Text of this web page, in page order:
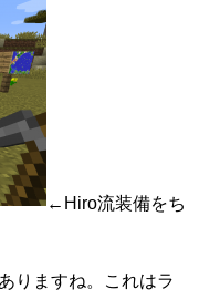
←Hiro流装備をち
りますね。これはラ